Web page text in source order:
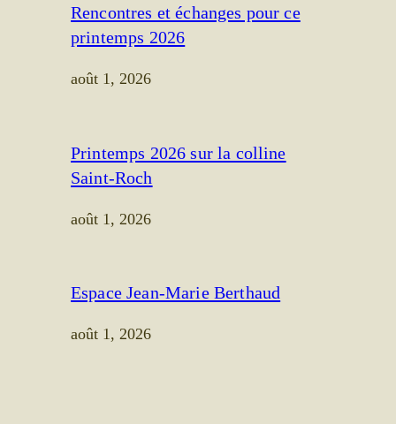
Rencontres et échanges pour ce
printemps 2026
août 1, 2026
Printemps 2026 sur la colline
Saint-Roch
août 1, 2026
Espace Jean-Marie Berthaud
août 1, 2026